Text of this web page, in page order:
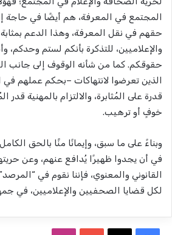
المجتمع في المعرفة، هم أيضًا في حاجة
حقهم في نقل المعرفة، وهذا الدعم
والإعلاميين، للتذكرة بأنكم لستم وحدكم،
حقوقكم. كما من شأنه الوقوف إلى جانب
الذين تعرضوا لانتهاكات –بحكم عملهم في
قدرة على المُثابرة، والالتزام بالمهنية
خوفٍ أو ترهيب.
وبناءً على ما سبق، وإيمانًا منَّا بالحق
في أن يجدوا ظهيرًا يُدافع عنهم، وعن
القانوني والمعنوي، فإننا نقوم في
لكل قضايا الصحفيين والإعلاميين، في